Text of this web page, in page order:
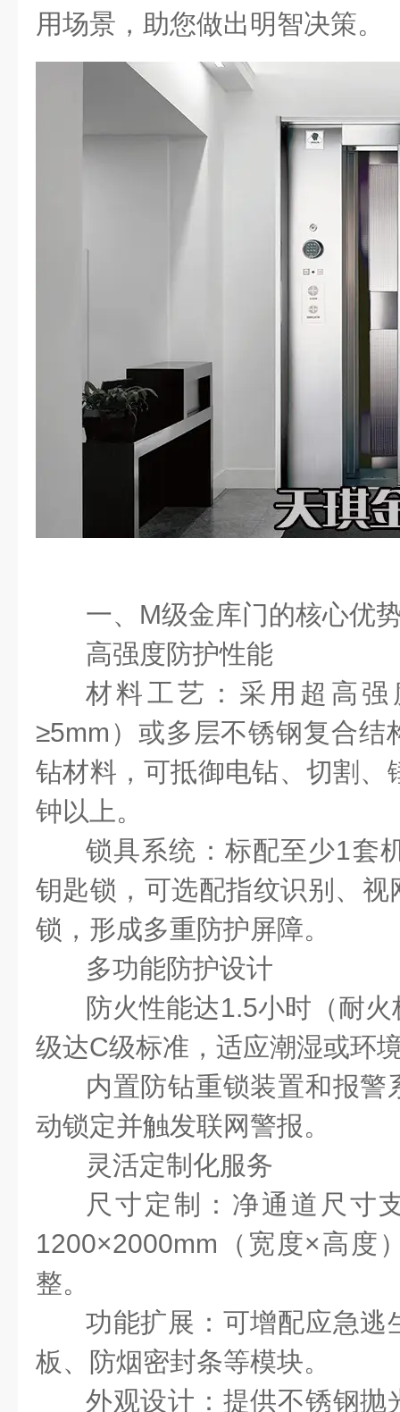
用场景，助您做出明智决策。
一、 M级金库门的核心优
高强度防护性能
材料工艺：采用超高
≥5mm ）或多层不锈钢复合结
钻材料，可抵御电钻、切割、
钟以上。
锁具系统：标配至少1套
钥匙锁，可选配指纹识别、
锁，形成多重防护屏障。
多功能防护设计
防火性能达1.5小时（耐
级达C级标准，适应潮湿或环
内置防钻重锁装置和报警
动锁定并触发联网警报。
灵活定制化服务
尺寸定制：净通道尺寸
1200×2000mm （宽度×高度
整。
功能扩展：可增配应急逃
板、防烟密封条等模块。
外观设计：提供不锈钢抛